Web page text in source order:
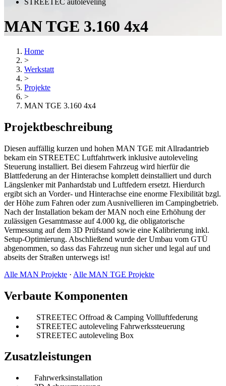
STREETEC autoleveling
MAN TGE 3.160 4x4
Home
>
Werkstatt
>
Projekte
>
MAN TGE 3.160 4x4
Projektbeschreibung
Diesen auffällig kurzen und hohen MAN TGE mit Allradantrieb
bekam ein STREETEC Luftfahrtwerk inklusive autoleveling
Steuerung installiert. Bei diesem Fahrzeug wird hierfür die
Blattfederung an der Hinterachse komplett deinstalliert und durch
Längslenker mit Panhardstab und Luftfedern ersetzt. Hierdurch
ergibt sich an Vorder- und Hinterachse eine enorme Flexibilität bzgl.
der Höhe zum Fahren oder zum Ausnivellieren im Campingbetrieb.
Nach der Installation bekam der MAN noch eine Erhöhung der
zulässigen Gesamtmasse auf 4.000 kg, die obligatorische
Vermessung auf dem 3D Prüfstand sowie eine Kalibrierung inkl.
Setup-Optimierung. Abschließend wurde der Umbau vom GTÜ
abgenommen, so dass das Fahrzeug nun sicher und legal auf und
abseits der Straßen unterwegs ist!
Alle MAN Projekte · Alle MAN TGE Projekte
Verbaute Komponenten
STREETEC Offroad & Camping Vollluftfederung
STREETEC autoleveling Fahrwerkssteuerung
STREETEC autoleveling Box
Zusatzleistungen
Fahrwerksinstallation